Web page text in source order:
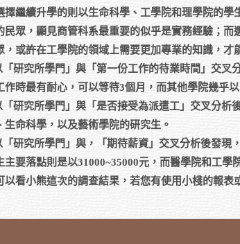
擇繼續升學的則以生命科學、工學院和理學院的
民眾，顯見商管科系最重要的似乎是實務經驗；
，或許在工學院的領域上需要更加專業的知識，才
「研究所學門」與「第一份工作的待業時間」交叉
作時最有耐心，可以等待3個月，而其他學院幾乎
「研究所學門」與「是否接受為派遣工」交叉分析
生命科學，以及藝術學院的研究生。
「研究所學門」與，「期待薪資」交叉分析後發現
主要落點則是以31000~35000元，而醫學院和工
以看小熊這次的調查結果，若您有使用小棧的報表